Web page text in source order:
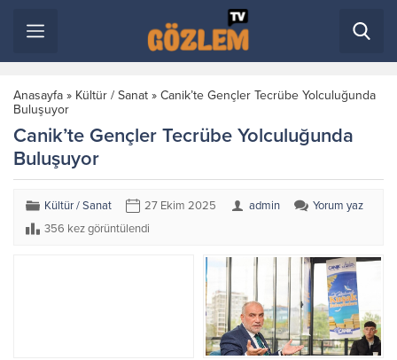
Anasayfa » Kültür / Sanat » Canik’te Gençler Tecrübe Yolculuğunda
Buluşuyor
Canik’te Gençler Tecrübe Yolculuğunda
Buluşuyor
Kültür / Sanat 27 Ekim 2025 admin
Yorum yaz
356 kez görüntülendi